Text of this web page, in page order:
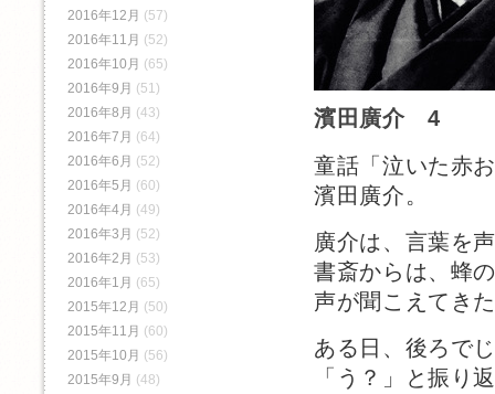
濱田廣介 4
童話「泣いた赤
濱田廣介。
廣介は、言葉を
書斎からは、蜂
声が聞こえてき
ある日、後ろで
「う？」と振り
2016年12月 (57)
2016年11月 (52)
2016年10月 (65)
2016年9月 (51)
2016年8月 (43)
2016年7月 (64)
2016年6月 (52)
2016年5月 (60)
2016年4月 (49)
2016年3月 (52)
2016年2月 (53)
2016年1月 (65)
2015年12月 (50)
2015年11月 (60)
2015年10月 (56)
2015年9月 (48)